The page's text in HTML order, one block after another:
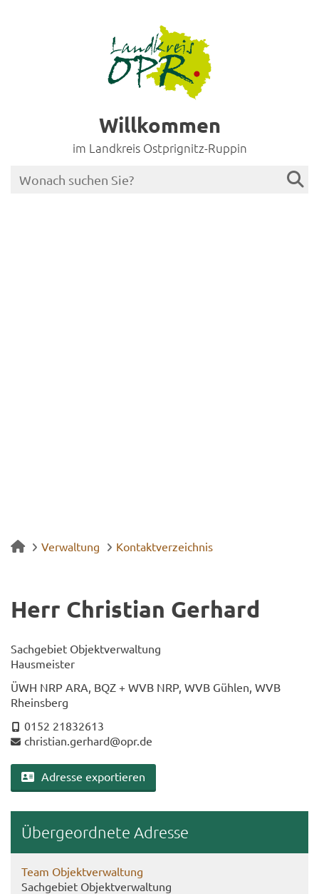
Willkommen
im Landkreis Ostprignitz-Ruppin
Verwaltung Kontaktverzeichnis
Herr Chris­ti­an Ger­hard
Sach­ge­biet Ob­jekt­ver­wal­tung
Haus­meis­ter
ÜWH NRP ARA, BQZ + WVB NRP, WVB Güh­len, WVB
Rheins­berg
0152 21832613
chris­ti­an.ger­hard@opr.de
Adres­se ex­por­tie­ren
Über­ge­ord­ne­te Adres­se
Team Ob­jekt­ver­wal­tung
Sach­ge­biet Ob­jekt­ver­wal­tung